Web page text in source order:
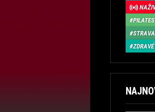
PILATES
STRAVA